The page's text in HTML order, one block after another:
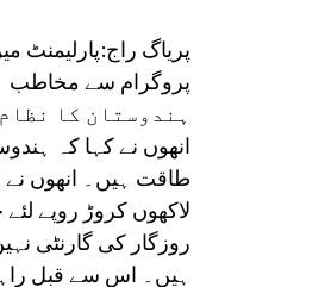
پریاگ راج:پارلیمنٹ
ہندوستان کا
انھوں نے کہا کہ
طاقت ہیں۔ انھوں نے
لاکھوں کروڑ روپے
روزگار کی گارنٹی
ہیں۔ اس سے قبل